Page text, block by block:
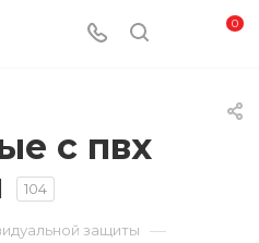
0
с пвх
104
защиты —